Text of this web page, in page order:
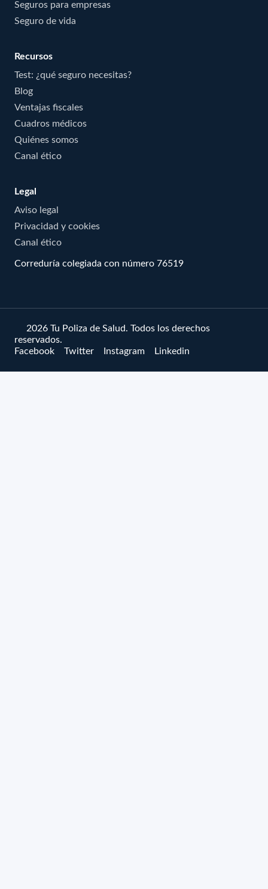
Seguros para empresas
Seguro de vida
Recursos
Test: ¿qué seguro necesitas?
Blog
Ventajas fiscales
Cuadros médicos
Quiénes somos
Canal ético
Legal
Aviso legal
Privacidad y cookies
Canal ético
Correduría colegiada con número 76519
© 2026 Tu Poliza de Salud. Todos los derechos
reservados.
Facebook
Twitter Instagram Linkedin